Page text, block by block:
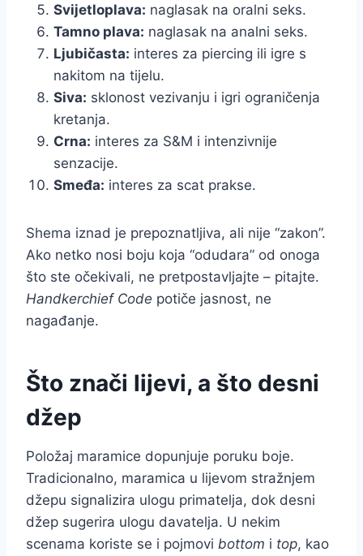
Svijetloplava: naglasak na oralni seks.
Tamno plava: naglasak na analni seks.
Ljubičasta: interes za piercing ili igre s
nakitom na tijelu.
Siva: sklonost vezivanju i igri ograničenja
kretanja.
Crna: interes za S&M i intenzivnije
senzacije.
Smeđa: interes za scat prakse.
Shema iznad je prepoznatljiva, ali nije “zakon”.
Ako netko nosi boju koja “odudara” od onoga
što ste očekivali, ne pretpostavljajte – pitajte.
Handkerchief Code potiče jasnost, ne
nagađanje.
Što znači lijevi, a što desni
džep
Položaj maramice dopunjuje poruku boje.
Tradicionalno, maramica u lijevom stražnjem
džepu signalizira ulogu primatelja, dok desni
džep sugerira ulogu davatelja. U nekim
scenama koriste se i pojmovi bottom i top, kao